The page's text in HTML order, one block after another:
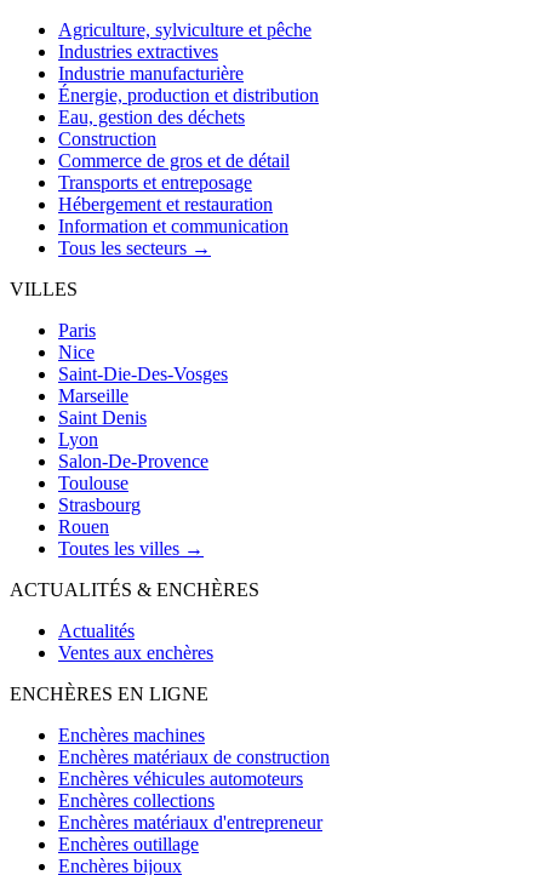
Agriculture, sylviculture et pêche
Industries extractives
Industrie manufacturière
Énergie, production et distribution
Eau, gestion des déchets
Construction
Commerce de gros et de détail
Transports et entreposage
Hébergement et restauration
Information et communication
Tous les secteurs →
VILLES
Paris
Nice
Saint-Die-Des-Vosges
Marseille
Saint Denis
Lyon
Salon-De-Provence
Toulouse
Strasbourg
Rouen
Toutes les villes →
ACTUALITÉS & ENCHÈRES
Actualités
Ventes aux enchères
ENCHÈRES EN LIGNE
Enchères machines
Enchères matériaux de construction
Enchères véhicules automoteurs
Enchères collections
Enchères matériaux d'entrepreneur
Enchères outillage
Enchères bijoux